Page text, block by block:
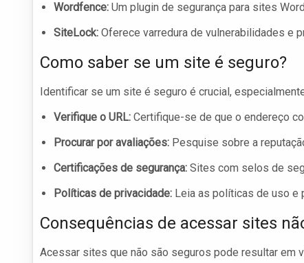
Wordfence: Um plugin de segurança para sites
SiteLock: Oferece varredura de vulnerabilidades e
Como saber se um site é seguro?
Identificar se um site é seguro é crucial,
Verifique o URL: Certifique-se de que o endereço
Procurar por avaliações: Pesquise sobre a
Certificações de segurança: Sites com selos de
Políticas de privacidade: Leia as políticas de uso e
Consequências de acessar sites
Acessar sites que não são seguros pode resultar em